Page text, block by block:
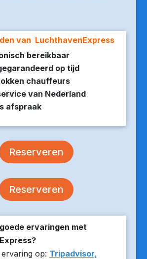
van LuchthavenExpress
bereikbaar
op tijd
chauffeurs
van Nederland
afspraak
Reserveren
Reserveren
ervaringen met
op: Tripadvisor,